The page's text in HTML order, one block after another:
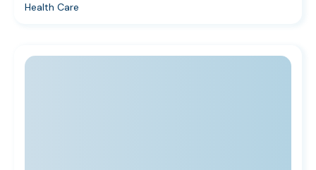
Health Care